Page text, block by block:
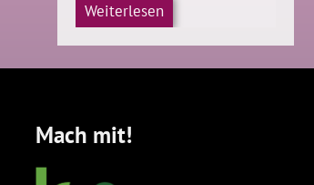
Weiterlesen
Mach mit!